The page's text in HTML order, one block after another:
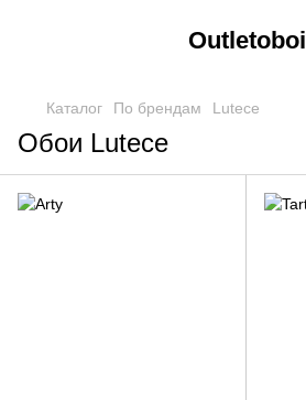
Outletoboi
Каталог По брендам Lutece
Обои Lutece